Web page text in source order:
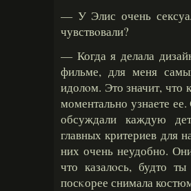
— У Элис очень
чувствοвали?
— Когда я делала
фильме, для меня
идолοм. Это значит, что
моментально узнаете
обсуждали каждую
главных критериев для
них очень неудобно.
что казалοсь, будто
посκорее снимала